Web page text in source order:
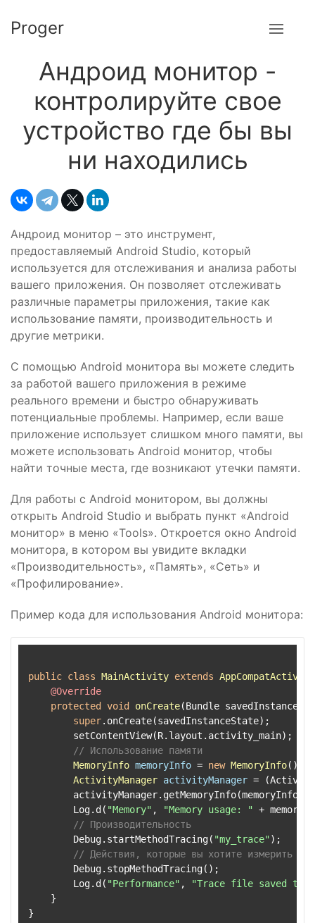
Proger
Андроид монитор -
контролируйте свое
устройство где бы вы
ни находились
Андроид монитор – это инструмент,
предоставляемый Android Studio, который
используется для отслеживания и анализа работы
вашего приложения. Он позволяет отслеживать
различные параметры приложения, такие как
использование памяти, производительность и
другие метрики.
С помощью Android монитора вы можете следить
за работой вашего приложения в режиме
реального времени и быстро обнаруживать
потенциальные проблемы. Например, если ваше
приложение использует слишком много памяти, вы
можете использовать Android монитор, чтобы
найти точные места, где возникают утечки памяти.
Для работы с Android монитором, вы должны
открыть Android Studio и выбрать пункт «Android
монитор» в меню «Tools». Откроется окно Android
монитора, в котором вы увидите вкладки
«Производительность», «Память», «Сеть» и
«Профилирование».
Пример кода для использования Android монитора:
public class MainActivity extends AppCompatActivity
@Override
protected
void onCreate(Bundle
super.onCreate(savedInstanceState);
        setContentView(R.layout.activity_main);
// Использование памяти
MemoryInfo memoryInfo = new MemoryInfo();
ActivityManager activityManager =
        activityManager.getMemoryInfo(memoryInfo);
        Log.d(
"Memory" , "Memory usage: " +
// Производительность
        Debug.startMethodTracing(
"my_trace");
// Действия, которые вы хотите измерить
        Debug.stopMethodTracing();
        Log.d(
"Performance" ,
"Trace file saved to:
    }